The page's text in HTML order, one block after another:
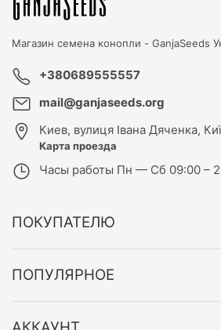
Магазин семена конопли - GanjaSeeds
+380689555557
mail@ganjaseeds.org
Киев, вулиця Івана Дяченка,
Карта проезда
Часы работы Пн — Сб 09:00 –
ПОКУПАТЕЛЮ
ПОПУЛЯРНОЕ